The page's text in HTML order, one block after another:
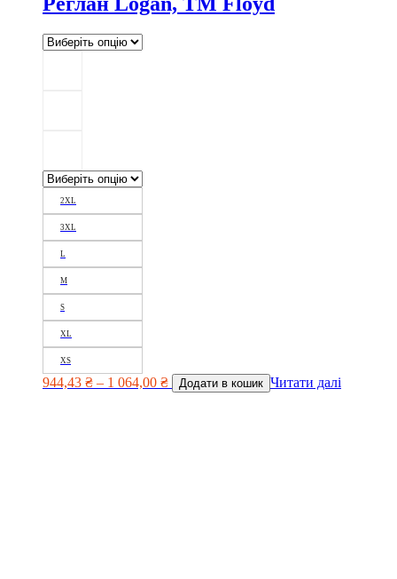
2XL
3XL
L
M
S
XL
XS
944,43 ₴ – 1 064,00 ₴ Додати в кошик Читати далі